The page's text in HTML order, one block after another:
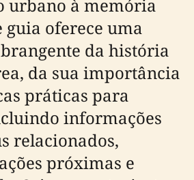
urbano à memória
guia oferece uma
da história
da sua importância
práticas para
informações
relacionados,
próximas e